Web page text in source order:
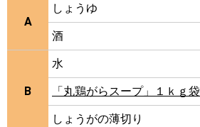
A
しょうゆ
酒
B
水
「丸鶏がらスープ」１ｋｇ袋
しょうがの薄切り